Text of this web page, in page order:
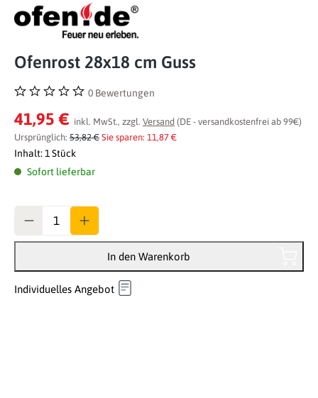
Ofenrost 28x18 cm Guss
Durchschnittliche Bewertung von 0 von 5 Sternen
0 Bewertungen
41,95 € inkl. MwSt., zzgl. Versand (DE - versandkostenfrei ab 99€)
Ursprünglich: 53,82 € Sie sparen: 11,87 €
Inhalt: 1 Stück
Sofort lieferbar
In den Warenkorb
Individuelles Angebot